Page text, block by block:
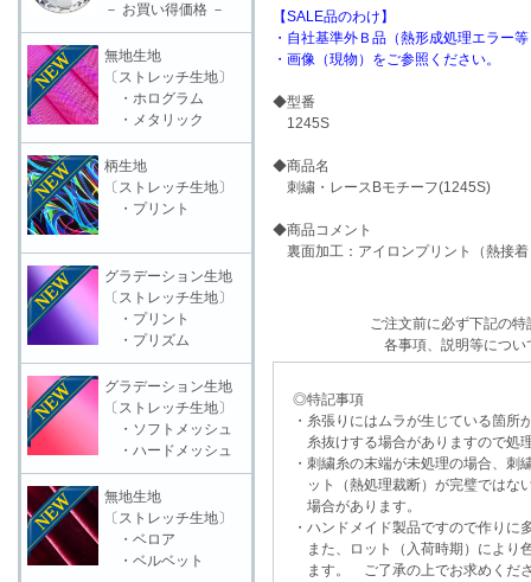
【SALE品のわけ】
・自社基準外Ｂ品（熱形成処理エラー
・画像（現物）をご参照ください。
◆型番
1245S
◆商品名
刺繍・レースBモチーフ(1245S)
◆商品コメント
裏面加工：アイロンプリント（熱接着
ご注文前に必ず下記の
各事項、説明等につい
◎特記事項
・糸張りにはムラが生じている箇所
糸抜けする場合がありますので処
・刺繍糸の末端が未処理の場合、刺
ット（熱処理裁断）が完璧ではな
場合があります。
・ハンドメイド製品ですので作りに
また、ロット（入荷時期）により
ます。 ご了承の上でお求めくだ
－ お買い得価格 －
無地生地
〔ストレッチ生地〕
・ホログラム
・メタリック
柄生地
〔ストレッチ生地〕
・プリント
グラデーション生地
〔ストレッチ生地〕
・プリント
・プリズム
グラデーション生地
〔ストレッチ生地〕
・ソフトメッシュ
・ハードメッシュ
無地生地
〔ストレッチ生地〕
・ベロア
・ベルベット